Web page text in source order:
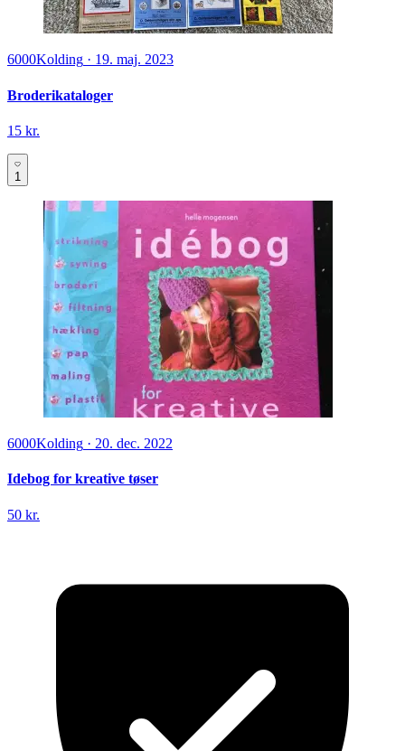
6000Kolding · 19. maj. 2023
Broderikataloger
15 kr.
1
6000Kolding · 20. dec. 2022
Idebog for kreative tøser
50 kr.